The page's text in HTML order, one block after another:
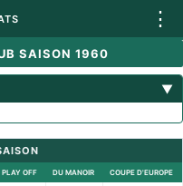
⋮
SAISON 1960
▼
PLAY OFF DU MANOIR COUPE D'EUROPE